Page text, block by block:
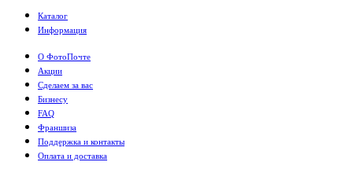
Каталог
Информация
О ФотоПочте
Акции
Сделаем за вас
Бизнесу
FAQ
Франшиза
Поддержка и контакты
Оплата и доставка